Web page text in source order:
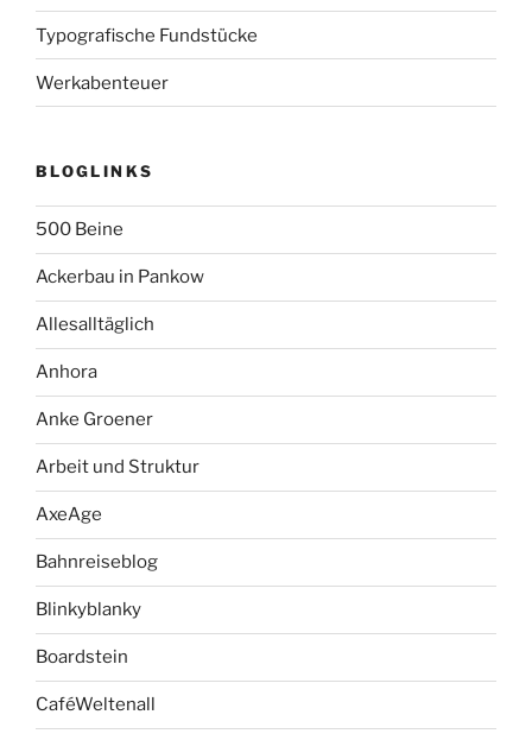
Typografische Fundstücke
Werkabenteuer
BLOGLINKS
500 Beine
Ackerbau in Pankow
Allesalltäglich
Anhora
Anke Groener
Arbeit und Struktur
AxeAge
Bahnreiseblog
Blinkyblanky
Boardstein
CaféWeltenall